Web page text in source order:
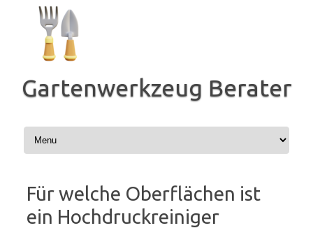
Inhalt
springen
Gartenwerkzeug Berater
Für welche Oberflächen ist
ein Hochdruckreiniger